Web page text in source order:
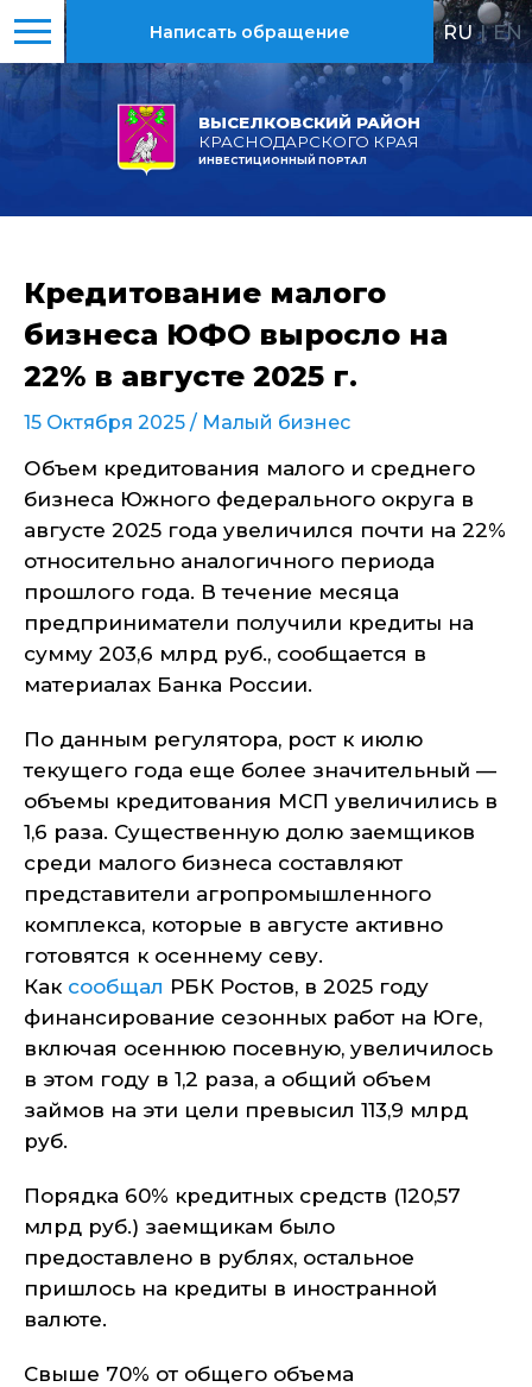
ВЫСЕЛКОВСКИЙ РАЙОН
КРАСНОДАРСКОГО КРАЯ
ИНВЕСТИЦИОННЫЙ ПОРТАЛ
Написать обращение RU | EN
Кредитование малого
бизнеса ЮФО выросло на
22% в августе 2025 г.
15 Октября 2025 / Малый бизнес
Объем кредитования малого и среднего
бизнеса Южного федерального округа в
августе 2025 года увеличился почти на 22%
относительно аналогичного периода
прошлого года. В течение месяца
предприниматели получили кредиты на
сумму 203,6 млрд руб., сообщается в
материалах Банка России.
По данным регулятора, рост к июлю
текущего года еще более значительный —
объемы кредитования МСП увеличились в
1,6 раза. Существенную долю заемщиков
среди малого бизнеса составляют
представители агропромышленного
комплекса, которые в августе активно
готовятся к осеннему севу.
Как сообщал РБК Ростов, в 2025 году
финансирование сезонных работ на Юге,
включая осеннюю посевную, увеличилось
в этом году в 1,2 раза, а общий объем
займов на эти цели превысил 113,9 млрд
руб.
Порядка 60% кредитных средств (120,57
млрд руб.) заемщикам было
предоставлено в рублях, остальное
пришлось на кредиты в иностранной
валюте.
Свыше 70% от общего объема